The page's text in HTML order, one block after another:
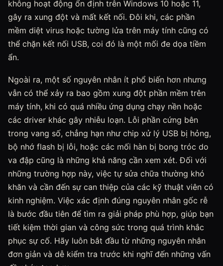
không hoạt động ổn định trên Windows 10 hoặc 11,
gây ra xung đột và mất kết nối. Đôi khi, các phần
mềm diệt virus hoặc tường lửa trên máy tính cũng có
thể chặn kết nối USB, coi đó là một mối đe dọa tiềm
ẩn.
Ngoài ra, một số nguyên nhân ít phổ biến hơn nhưng
vẫn có thể xảy ra bao gồm xung đột phần mềm trên
máy tính, khi có quá nhiều ứng dụng chạy nền hoặc
các driver khác gây nhiễu loạn. Lỗi phần cứng bên
trong vang số, chẳng hạn như chip xử lý USB bị hỏng,
bộ nhớ flash bị lỗi, hoặc các mối hàn bị bong tróc do
va đập cũng là những khả năng cần xem xét. Đối với
những trường hợp này, việc tự sửa chữa thường khó
khăn và cần đến sự can thiệp của các kỹ thuật viên có
kinh nghiệm. Việc xác định đúng nguyên nhân gốc rễ
là bước đầu tiên để tìm ra giải pháp phù hợp, giúp bạn
tiết kiệm thời gian và công sức trong quá trình khắc
phục sự cố. Hãy luôn bắt đầu từ những nguyên nhân
đơn giản và dễ kiểm tra trước khi nghĩ đến những vấn